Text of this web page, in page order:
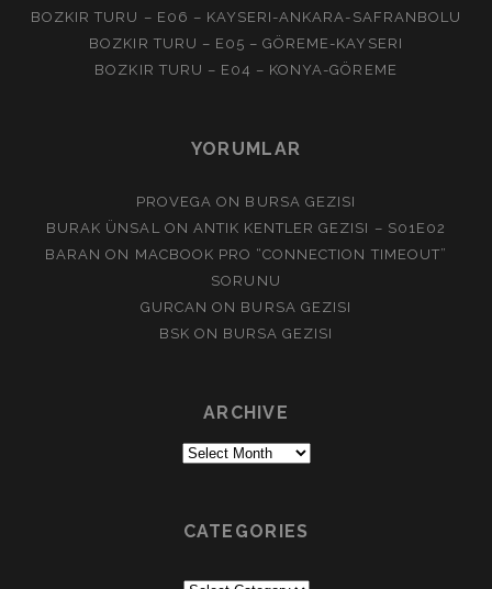
BOZKIR TURU – E06 – KAYSERI-ANKARA-SAFRANBOLU
BOZKIR TURU – E05 – GÖREME-KAYSERI
BOZKIR TURU – E04 – KONYA-GÖREME
YORUMLAR
PROVEGA ON BURSA GEZISI
BURAK ÜNSAL
ON ANTIK KENTLER GEZISI – S01E02
BARAN ON MACBOOK PRO “CONNECTION TIMEOUT”
SORUNU
GURCAN ON BURSA GEZISI
BSK ON BURSA GEZISI
ARCHIVE
Archive
CATEGORIES